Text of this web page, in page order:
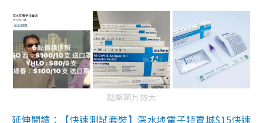
點擊圖片放大
延伸閱讀：【快速測試套裝】深水埗電子特賣城$15快速